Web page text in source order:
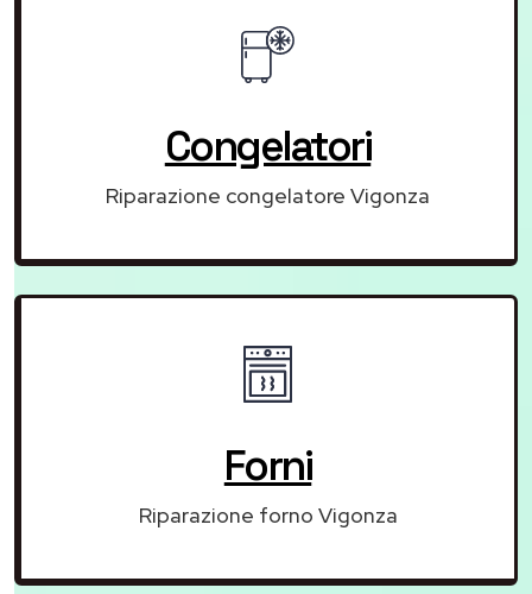
Congelatori
Riparazione congelatore Vigonza
Forni
Riparazione forno Vigonza